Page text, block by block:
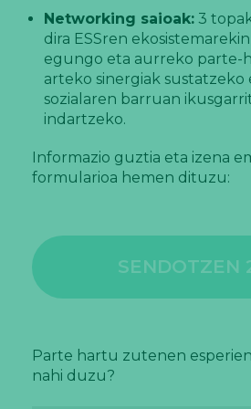
Networking saioak: 3
dira ESSren
egungo eta aurreko parte-
arteko sinergiak
sozialaren barruan
indartzeko.
Informazio guztia eta izena
formularioa hemen dituzu:
SENDOTZEN
Parte hartu zutenen
nahi duzu?